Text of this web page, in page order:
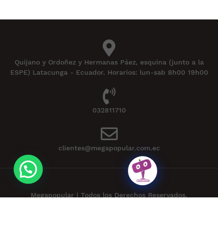
Quijano y Ordoñez y Hermanas Páez, esquina (junto a la
ESPE) Latacunga - Ecuador. Horarios: lun-sab 8h00 19h00
032811710
clientes@megapopular.com.ec
Megapopular | Todos los Derechos Reservados.